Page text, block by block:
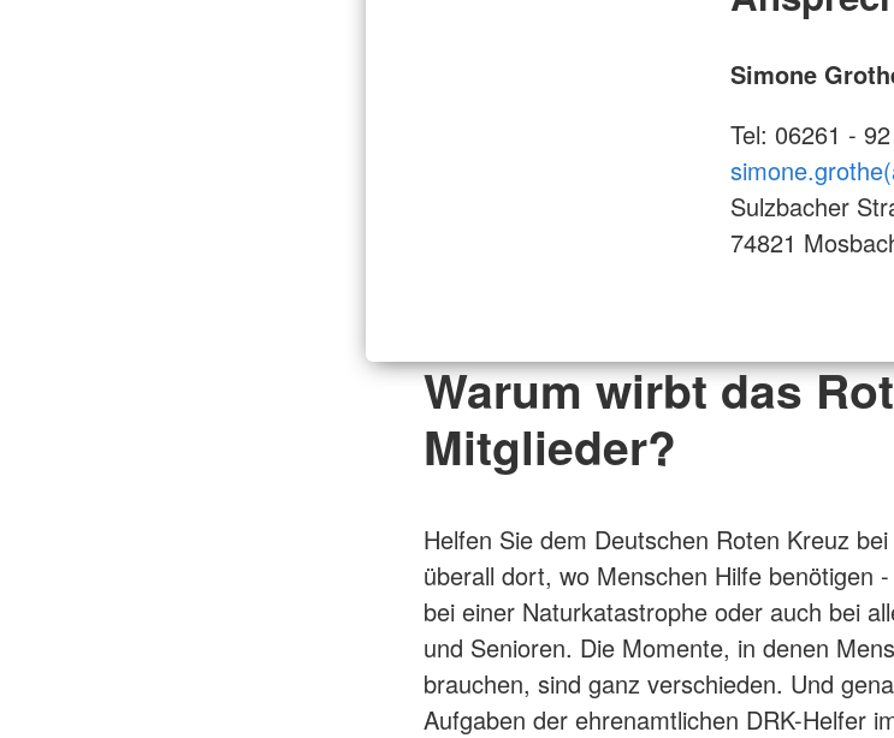
Simone
Tel: 06261 -
Sulzbacher
74821
Warum wirbt das
Mitglieder?
Helfen Sie dem Deutschen Roten Kreuz
überall dort, wo Menschen Hilfe benötigen
bei einer Naturkatastrophe oder auch bei
und Senioren. Die Momente, in denen
brauchen, sind ganz verschieden. Und
Aufgaben der ehrenamtlichen DRK-Helfer